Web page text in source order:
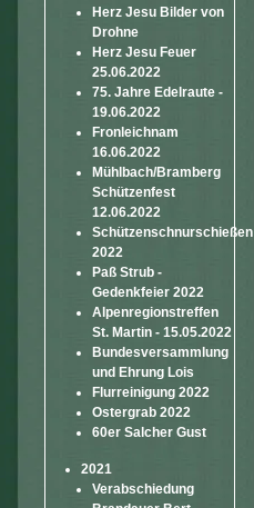
Herz Jesu Bilder von
Drohne
Herz Jesu Feuer
25.06.2022
75. Jahre Edelraute -
19.06.2022
Fronleichnam
16.06.2022
Mühlbach/Bramberg
Schützenfest
12.06.2022
Schützenschnurschießen
2022
Paß Strub -
Gedenkfeier 2022
Alpenregionstreffen
St. Martin - 15.05.2022
Bundesversammlung
und Ehrung Lois
Flurreinigung 2022
Ostergrab 2022
60er Salcher Gust
2021
Verabschiedung